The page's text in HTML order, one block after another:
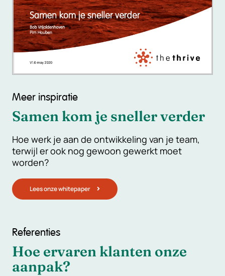
Meer inspiratie
Samen kom je sneller verder
Hoe werk je aan de ontwikkeling van je team,
terwijl er ook nog gewoon gewerkt moet
worden?
Lees onze whitepaper
Referenties
Hoe ervaren klanten onze
aanpak?